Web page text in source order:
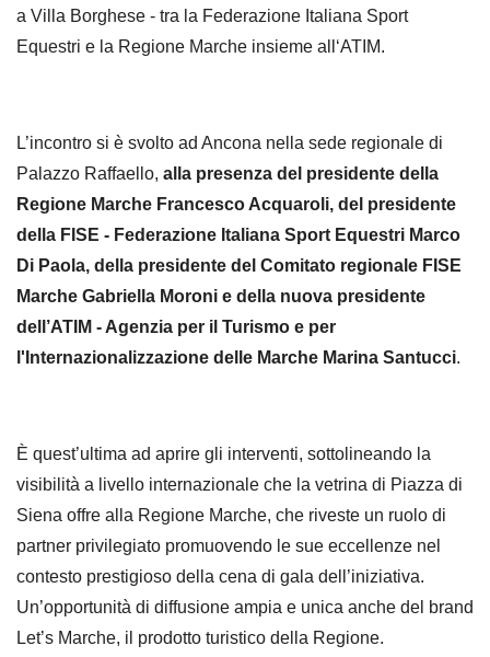
a Villa Borghese - tra la Federazione Italiana Sport
Equestri e la Regione Marche insieme all‘ATIM.
L’incontro si è svolto ad Ancona nella sede regionale di
Palazzo Raffaello, alla presenza del presidente della
Regione Marche Francesco Acquaroli, del presidente
della FISE - Federazione Italiana Sport Equestri Marco
Di Paola, della presidente del Comitato regionale FISE
Marche Gabriella Moroni e della nuova presidente
dell’ATIM - Agenzia per il Turismo e per
l'Internazionalizzazione delle Marche Marina Santucci.
È quest’ultima ad aprire gli interventi, sottolineando la
visibilità a livello internazionale che la vetrina di Piazza di
Siena offre alla Regione Marche, che riveste un ruolo di
partner privilegiato promuovendo le sue eccellenze nel
contesto prestigioso della cena di gala dell’iniziativa.
Un’opportunità di diffusione ampia e unica anche del brand
Let’s Marche, il prodotto turistico della Regione.